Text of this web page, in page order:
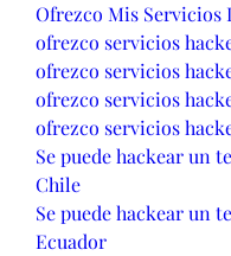
Ofrezco Mis Servicios
ofrezco servicios
ofrezco servicios
ofrezco servicios
ofrezco servicios
Se puede hackear un
Chile
Se puede hackear un
Ecuador